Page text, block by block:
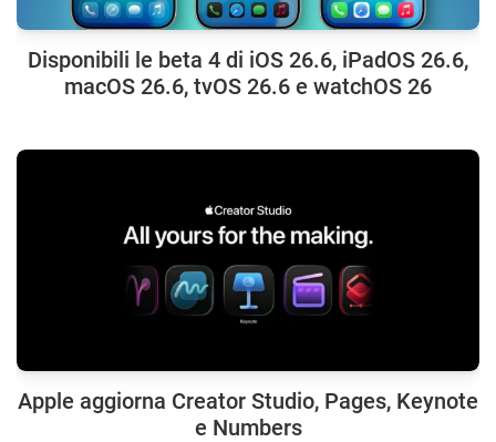
Disponibili le beta 4 di iOS 26.6, iPadOS 26.6,
macOS 26.6, tvOS 26.6 e watchOS 26
Apple aggiorna Creator Studio, Pages, Keynote
e Numbers